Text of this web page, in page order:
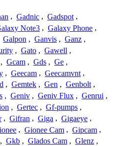
, Gadnic , Gadspot ,
Note3 , Galaxy Phone ,
Galpon , Ganvis , Ganz ,
, Gato , Gawell ,
, Gcam , Gds , Ge ,
, Geecam , Geecamvnt ,
, Gemtek , Gen , Genbolt ,
, Geniv , Geniv Flux , Genrui ,
, Gertec , Gf-pumps ,
, Gifran , Giga , Gigaeye ,
, Gionee Cam , Gipcam ,
, Gkb , Glados Cam , Glenz ,